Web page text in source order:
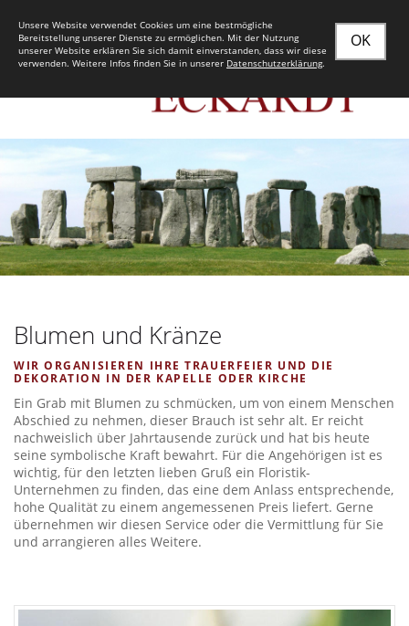
Blumen und Kränze
WIR ORGANISIEREN IHRE TRAUERFEIER UND DIE
DEKORATION IN DER KAPELLE ODER KIRCHE
Ein Grab mit Blumen zu schmücken, um von einem Menschen
Abschied zu nehmen, dieser Brauch ist sehr alt. Er reicht
nachweislich über Jahrtausende zurück und hat bis heute
seine symbolische Kraft bewahrt. Für die Angehörigen ist es
wichtig, für den letzten lieben Gruß ein Floristik-
Unternehmen zu finden, das eine dem Anlass entsprechende,
hohe Qualität zu einem angemessenen Preis liefert. Gerne
übernehmen wir diesen Service oder die Vermittlung für Sie
und arrangieren alles Weitere.
OK
Unsere Website verwendet Cookies um eine bestmögliche
Bereitstellung unserer Dienste zu ermöglichen. Mit der Nutzung
unserer Website erklären Sie sich damit einverstanden, dass wir diese
verwenden. Weitere Infos finden Sie in unserer Datenschutzerklärung.